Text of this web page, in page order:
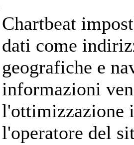
Chartbeat
dati come
geografiche e
informazioni
l'ottimizzazione
l'operatore del